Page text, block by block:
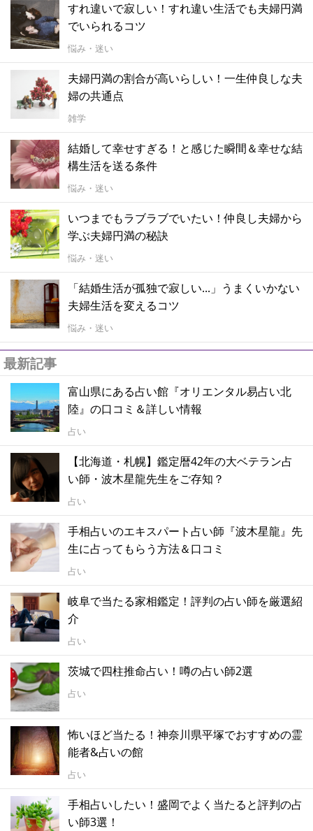
すれ違いで寂しい！すれ違い生活でも夫婦円満
でいられるコツ
悩み・迷い
夫婦円満の割合が高いらしい！一生仲良しな夫
婦の共通点
雑学
結婚して幸せすぎる！と感じた瞬間＆幸せな結
構生活を送る条件
悩み・迷い
いつまでもラブラブでいたい！仲良し夫婦から
学ぶ夫婦円満の秘訣
悩み・迷い
「結婚生活が孤独で寂しい...」うまくいかない
夫婦生活を変えるコツ
悩み・迷い
最新記事
富山県にある占い館『オリエンタル易占い北
陸』の口コミ＆詳しい情報
占い
【北海道・札幌】鑑定暦42年の大ベテラン占
い師・波木星龍先生をご存知？
占い
手相占いのエキスパート占い師『波木星龍』先
生に占ってもらう方法＆口コミ
占い
岐阜で当たる家相鑑定！評判の占い師を厳選紹
介
占い
茨城で四柱推命占い！噂の占い師2選
占い
怖いほど当たる！神奈川県平塚でおすすめの霊
能者&占いの館
占い
手相占いしたい！盛岡でよく当たると評判の占
い師3選！